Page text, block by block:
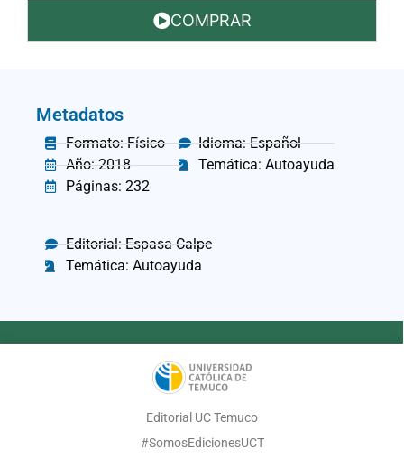
COMPRAR
Metadatos
Formato: Físico
Año: 2018
Páginas: 232
Idioma: Español
Temática: Autoayuda
Editorial: Espasa Calpe
Temática: Autoayuda
Editorial UC Temuco
#SomosEdicionesUCT